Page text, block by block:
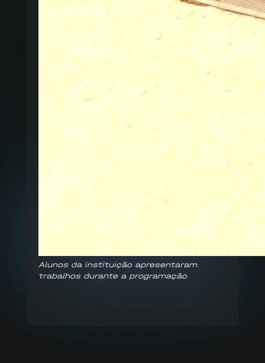
Alunos da instituição apresentaram
trabalhos durante a programação